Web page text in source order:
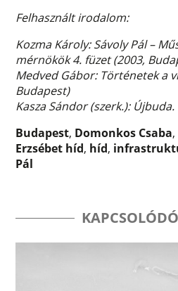
Felhasznált irodalom:
Kozma Károly: Sávoly Pál –
mérnökök 4. füzet (2003,
Medved Gábor: Történetek a
Budapest)
Kasza Sándor (szerk.):
Budapest, Domonkos Csaba,
Erzsébet híd, híd,
Pál